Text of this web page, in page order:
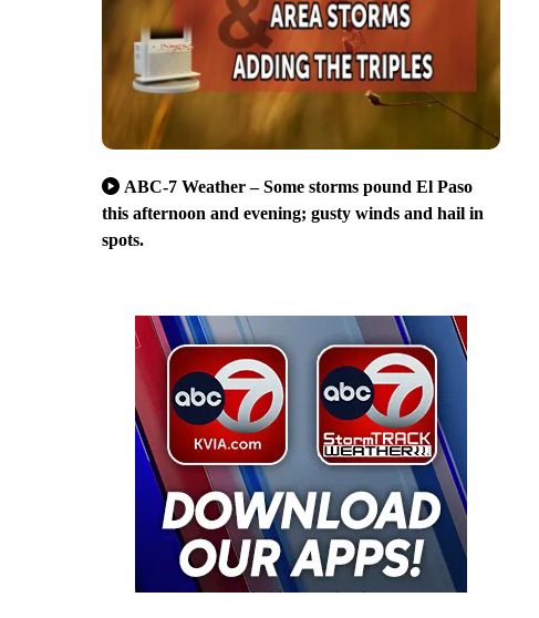
ABC-7 Weather – Some storms pound El Paso
this afternoon and evening; gusty winds and hail in
spots.